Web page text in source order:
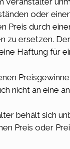
oder
Preis durch
zu ersetzen.
Haftung für
nicht an eine
behält sich
Preis oder